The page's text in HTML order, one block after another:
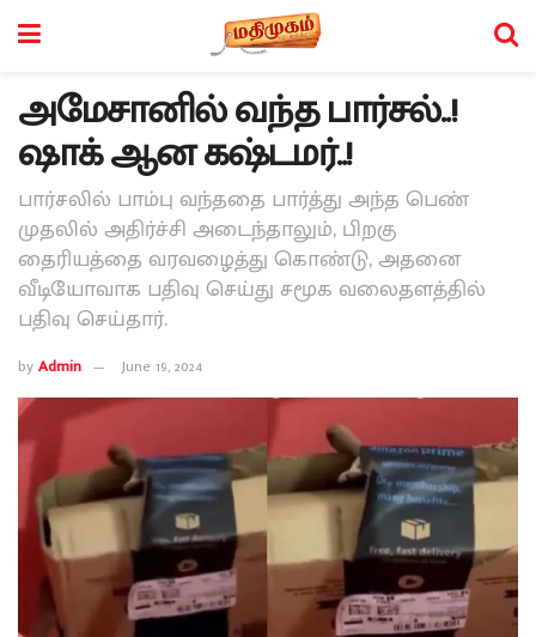
அமேசானில் வந்த பார்சல்..!
ஷாக் ஆன கஷ்டமர்..!
பார்சலில் பாம்பு வந்ததை பார்த்து அந்த பெண்
முதலில் அதிர்ச்சி அடைந்தாலும், பிறகு
தைரியத்தை வரவழைத்து கொண்டு, அதனை
வீடியோவாக பதிவு செய்து சமூக வலைதளத்தில்
பதிவு செய்தார்.
byAdmin June 19, 2024